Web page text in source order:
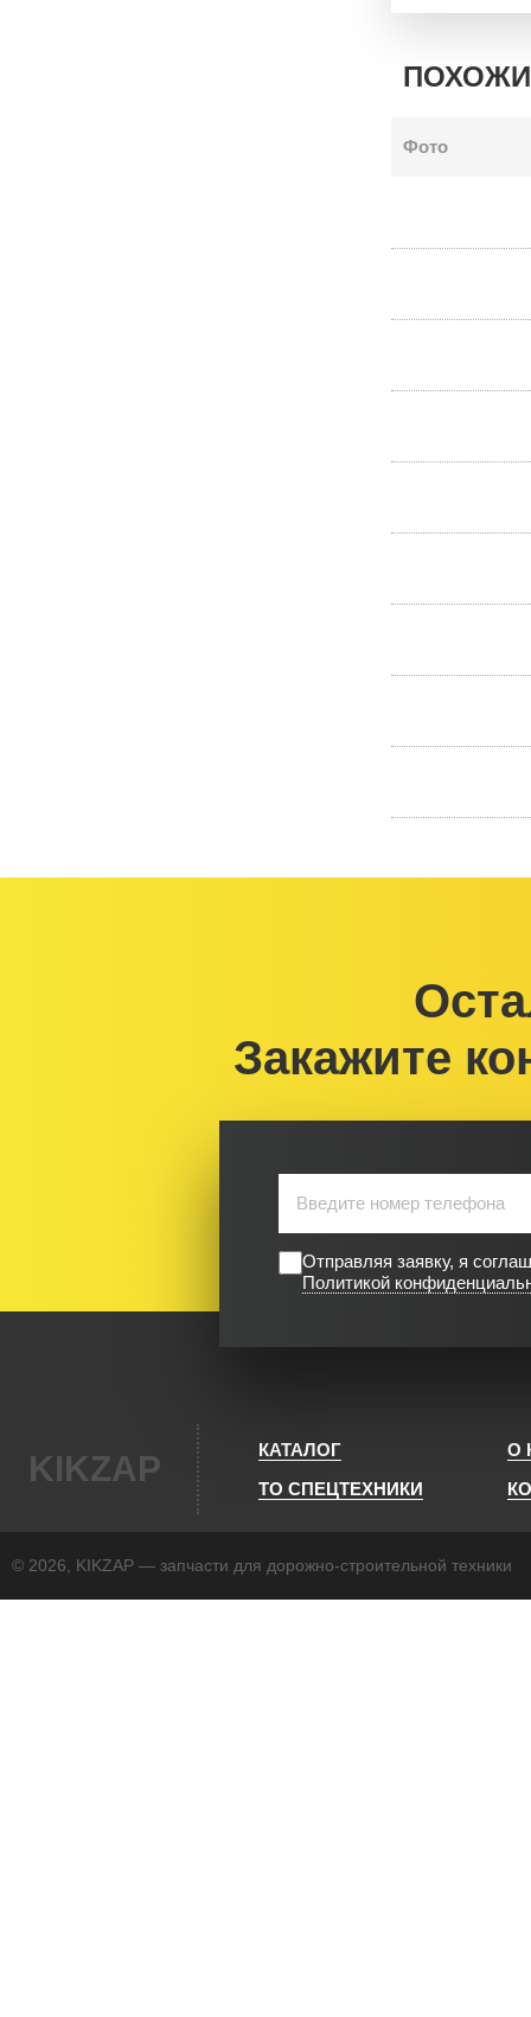
Фото
Закажите
Отправляя заявку, я
Политикой
KIKZAP КАТАЛОГ
О
ТО СПЕЦТЕХНИКИ
© 2026, KIKZAP — запчасти для дорожно-строительной техники